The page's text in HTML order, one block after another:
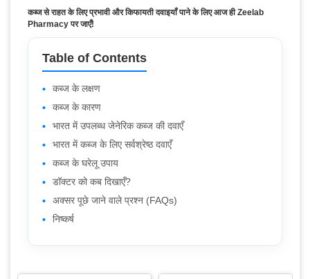
कब्ज से राहत के लिए प्रभावी और किफायती दवाइयाँ पाने के लिए आज ही Zeelab
Pharmacy पर जाएँ!
Table of Contents
कब्ज के लक्षण
कब्ज के कारण
भारत में उपलब्ध जेनेरिक कब्ज की दवाएँ
भारत में कब्ज के लिए सर्वश्रेष्ठ दवाएँ
कब्ज के घरेलू उपाय
डॉक्टर को कब दिखाएँ?
अक्सर पूछे जाने वाले प्रश्न (FAQs)
निष्कर्ष